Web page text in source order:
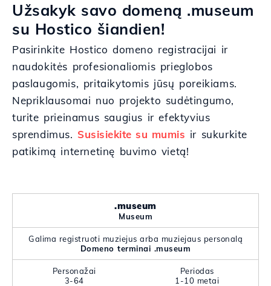
Užsakyk savo domeną .museum
su Hostico šiandien!
Pasirinkite Hostico domeno registracijai ir
naudokitės profesionaliomis prieglobos
paslaugomis, pritaikytomis jūsų poreikiams.
Nepriklausomai nuo projekto sudėtingumo,
turite prieinamus saugius ir efektyvius
sprendimus. Susisiekite su mumis ir sukurkite
patikimą internetinę buvimo vietą!
.museum
Museum
Galima registruoti muziejus arba muziejaus personalą
Domeno terminai .museum
Personažai
3-64
Periodas
1-10 metai